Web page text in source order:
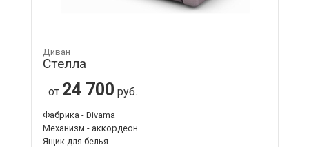
Диван
Стелла
от 24 700 руб.
Фабрика - Divama
Механизм - аккордеон
Ящик для белья